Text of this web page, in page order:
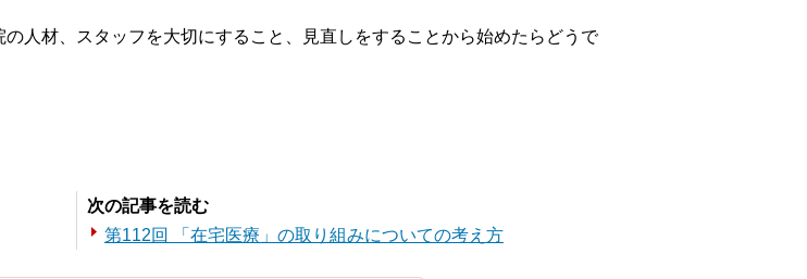
人材、スタッフを大切にすること、見直しをすることから始めたらどうで
次の記事を読む
第112回 「在宅医療」の取り組みについての考え方